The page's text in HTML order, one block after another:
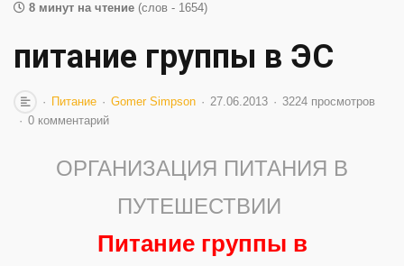
8 минут на чтение (слов - 1654)
питание группы в ЭС
Питание Gomer Simpson 27.06.2013
3224 просмотров
0 комментарий
ОРГАНИЗАЦИЯ ПИТАНИЯ В
ПУТЕШЕСТВИИ
Питание группы в